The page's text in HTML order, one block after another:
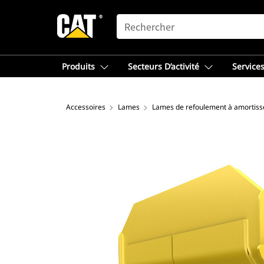
SEARCH
Produits Secteurs D’activité
Accessoires Lames Lames de refoulement à